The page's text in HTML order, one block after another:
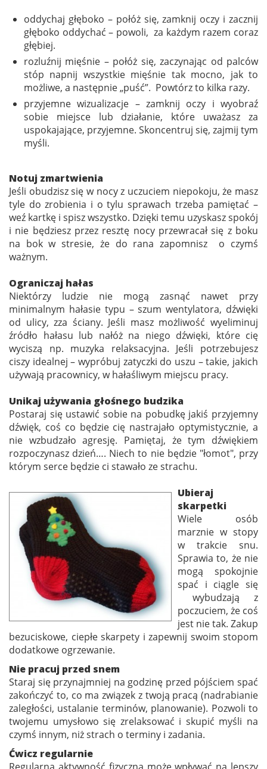
oddychaj głęboko – połóż się, zamknij oczy i zacznij
głęboko oddychać – powoli, za każdym razem coraz
głębiej.
rozluźnij mięśnie – połóż się, zaczynając od palców
stóp napnij wszystkie mięśnie tak mocno, jak to
możliwe, a następnie „puść”. Powtórz to kilka razy.
przyjemne wizualizacje – zamknij oczy i wyobraź
sobie miejsce lub działanie, które uważasz za
uspokajające, przyjemne. Skoncentruj się, zajmij tym
myśli.
Notuj zmartwienia
Jeśli obudzisz się w nocy z uczuciem niepokoju, że masz
tyle do zrobienia i o tylu sprawach trzeba pamiętać –
weź kartkę i spisz wszystko. Dzięki temu uzyskasz spokój
i nie będziesz przez resztę nocy przewracał się z boku
na bok w stresie, że do rana zapomnisz o czymś
ważnym.
Ograniczaj hałas
Niektórzy ludzie nie mogą zasnąć nawet przy
minimalnym hałasie typu – szum wentylatora, dźwięki
od ulicy, zza ściany. Jeśli masz możliwość wyeliminuj
źródło hałasu lub nałóż na niego dźwięki, które cię
wyciszą np. muzyka relaksacyjna. Jeśli potrzebujesz
ciszy idealnej – wypróbuj zatyczki do uszu – takie, jakich
używają pracownicy, w hałaśliwym miejscu pracy.
Unikaj używania głośnego budzika
Postaraj się ustawić sobie na pobudkę jakiś przyjemny
dźwięk, coś co będzie cię nastrajało optymistycznie, a
nie wzbudzało agresję. Pamiętaj, że tym dźwiękiem
rozpoczynasz dzień…. Niech to nie będzie "łomot", przy
którym serce będzie ci stawało ze strachu.
Ubieraj
skarpetki
Wiele osób
marznie w stopy
w trakcie snu.
Sprawia to, że nie
mogą spokojnie
spać i ciągle się
wybudzają z
poczuciem, że coś
jest nie tak. Zakup
bezuciskowe, ciepłe skarpety i zapewnij swoim stopom
dodatkowe ogrzewanie.
Nie pracuj przed snem
Staraj się przynajmniej na godzinę przed pójściem spać
zakończyć to, co ma związek z twoją pracą (nadrabianie
zaległości, ustalanie terminów, planowanie). Pozwoli to
twojemu umysłowo się zrelaksować i skupić myśli na
czymś innym, niż strach o terminy i zadania.
Ćwicz regularnie
Regularna aktywność fizyczna może wpływać na lepszy